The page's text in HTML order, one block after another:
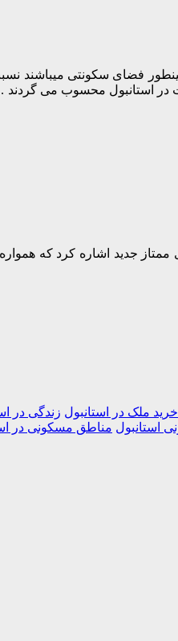
فضای سکونتی میباشند
در استانبول محسوب می گردند
جدید اشاره کرد که
خرید ملک در استانبول زندگی در
استانبول مناطق مسکونی در